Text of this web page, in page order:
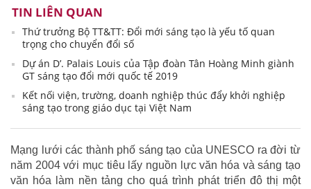
TIN LIÊN QUAN
Thứ trưởng Bộ TT&TT: Đổi mới sáng tạo là yếu tố quan
trọng cho chuyển đổi số
Dự án D’. Palais Louis của Tập đoàn Tân Hoàng Minh giành
GT sáng tạo đổi mới quốc tế 2019
Kết nối viện, trường, doanh nghiệp thúc đẩy khởi nghiệp
sáng tạo trong giáo dục tại Việt Nam
Mạng lưới các thành phố sáng tạo của UNESCO ra đời từ
năm 2004 với mục tiêu lấy nguồn lực văn hóa và sáng tạo
văn hóa làm nền tảng cho quá trình phát triển đô thị một